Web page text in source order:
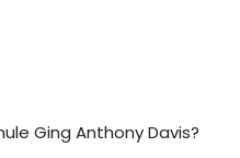
Ging Anthony Davis?